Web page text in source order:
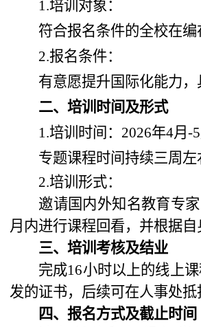
1.培训 对象：
符合报名条件的全校在编
2.报名条件：
有意愿提升国际化能力，
二、培训 时间及形式
1.培训 时间： 2026年4月-
专题课程时间持续三周
2.培训形式：
邀请国内外知名教育专
月内进行课程回看，并根据自
三、培训考核及结业
完成16小时以上的线上
发的证书，后续可在人事处
四、报名方式及截止时间